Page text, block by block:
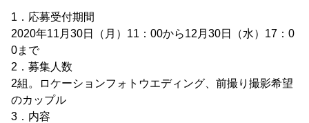
1．応募受付期間
2020年11月30日（月）11：00から12月30日（水）17：0
0まで
2．募集人数
2組。ロケーションフォトウエディング、前撮り撮影希望
のカップル
3．内容